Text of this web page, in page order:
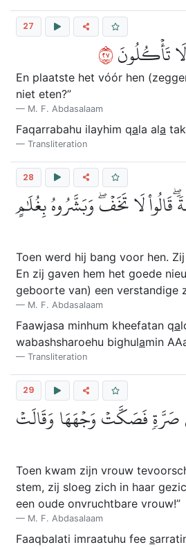
27
تَأۡكُلُونَ٧٢
En plaatste het vόόr hen
niet eten?”
M. F. Abdasalaam
Faqarrabahu ilayhim qala ala
Transliteration
28
لَا تَخَفۡۖ وَبَشَّرُوهُ بِغُلَٰمٍ
Toen werd hij bang voor hen. Zij
En zij gaven hem het goede
geboorte van) een verstandige
M. F. Abdasalaam
Faawjasa minhum kheefatan qa
wabashsharoehu bighulamin
Transliteration
29
صَرَّةٖ فَصَكَّتۡ وَجۡهَهَا وَقَالَتۡ
Toen kwam zijn vrouw
stem, zij sloeg zich in haar
een oude onvruchtbare vrouw!”
M. F. Abdasalaam
Faaqbalati imraatuhu fee s